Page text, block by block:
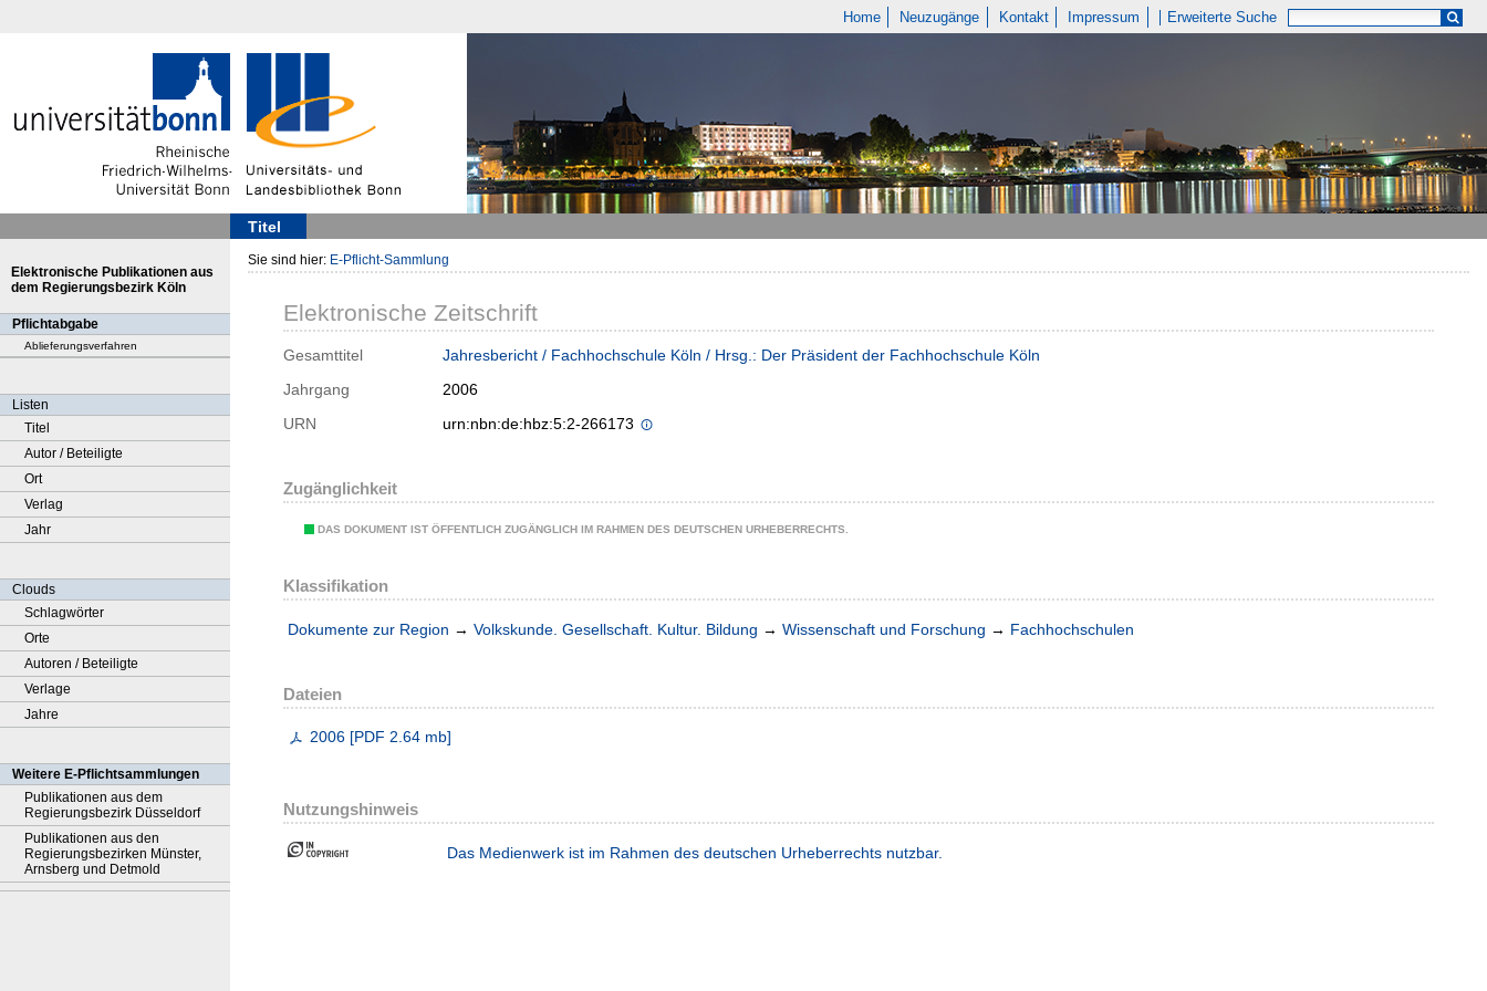
Home Neuzugänge Kontakt Impressum Erweiterte Suche
Titel
Elektronische Publikationen aus
dem Regierungsbezirk Köln
Pflichtabgabe
Ablieferungsverfahren
Listen
Titel
Autor / Beteiligte
Ort
Verlag
Jahr
Clouds
Schlagwörter
Orte
Autoren / Beteiligte
Verlage
Jahre
Weitere E-Pflichtsammlungen
Publikationen aus dem
Regierungsbezirk Düsseldorf
Publikationen aus den
Regierungsbezirken Münster,
Arnsberg und Detmold
Sie sind hier: E-Pflicht-Sammlung
Elektronische Zeitschrift
Gesamttitel
Jahresbericht / Fachhochschule Köln / Hrsg.: Der Präsident der Fachhochschule Köln
Jahrgang
2006
URN
urn:nbn:de:hbz:5:2-266173
Zugänglichkeit
DAS DOKUMENT IST ÖFFENTLICH ZUGÄNGLICH IM RAHMEN DES DEUTSCHEN URHEBERRECHTS.
Klassifikation
Dokumente zur Region → Volkskunde. Gesellschaft. Kultur. Bildung → Wissenschaft und Forschung → Fachhochschulen
Dateien
2006 [PDF 2.64 mb]
Nutzungshinweis
Das Medienwerk ist im Rahmen des deutschen Urheberrechts nutzbar.